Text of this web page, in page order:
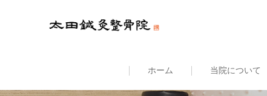
ホーム 当院について